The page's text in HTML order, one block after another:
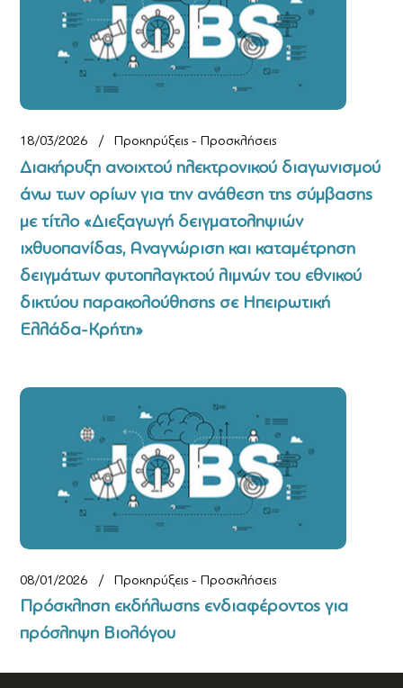
18/03/2026 Προκηρύξεις - Προσκλήσεις
Διακήρυξη ανοιχτού ηλεκτρονικού διαγωνισμού
άνω των ορίων για την ανάθεση της σύμβασης
με τίτλο «Διεξαγωγή δειγματοληψιών
ιχθυοπανίδας, Αναγνώριση και καταμέτρηση
δειγμάτων φυτοπλαγκτού λιμνών του εθνικού
δικτύου παρακολούθησης σε Ηπειρωτική
Ελλάδα-Κρήτη»
08/01/2026 Προκηρύξεις - Προσκλήσεις
Πρόσκληση εκδήλωσης ενδιαφέροντος για
πρόσληψη Βιολόγου